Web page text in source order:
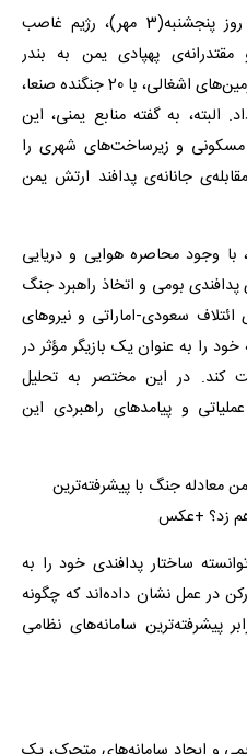
، روز پنجشنبه(3 مهر)، رژیم غاصب
پهپادی یمن به بندر
ام‌الرشاش(ایلات) و بئرالسبع در سرزمین‌های اشغالی، با 20 جنگنده صنعا،
البته، به گفته منابع یمنی، این
مسکونی و زیرساخت‌های شهری را
جانانه‌ی پدافند ارتش یمن
با وجود محاصره هوایی و دریایی
پدافندی بومی و اتخاذ راهبرد جنگ
ائتلاف سعودی-اماراتی و نیروهای
را به عنوان یک بازیگر مؤثر در
کند. در این مختصر به تحلیل
و پیامدهای راهبردی این
ساختار پدافندی خود را به
در عمل نشان داده‌اند که چگونه
پیشرفته‌ترین سامانه‌های نظامی